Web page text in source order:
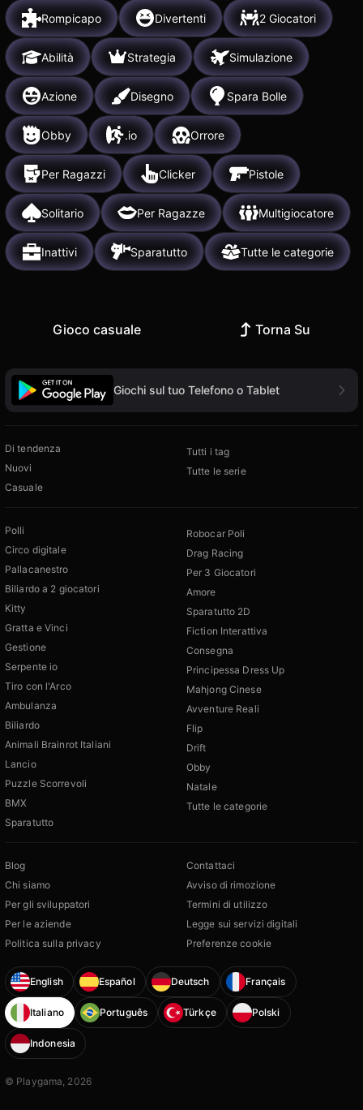
Rompicapo Divertenti 2 Giocatori
Abilità Strategia Simulazione
Azione Disegno Spara Bolle
Obby .io Orrore
Per Ragazzi Clicker Pistole
Solitario Per Ragazze Multigiocatore
Inattivi Sparatutto Tutte le categorie
Gioco casuale Torna Su
Giochi sul tuo Telefono o Tablet
Di tendenza
Nuovi
Casuale
Tutti i tag
Tutte le serie
Polli
Circo digitale
Pallacanestro
Biliardo a 2 giocatori
Kitty
Gratta e Vinci
Gestione
Serpente io
Tiro con l'Arco
Ambulanza
Biliardo
Animali Brainrot Italiani
Lancio
Puzzle Scorrevoli
BMX
Sparatutto
Robocar Poli
Drag Racing
Per 3 Giocatori
Amore
Sparatutto 2D
Fiction Interattiva
Consegna
Principessa Dress Up
Mahjong Cinese
Avventure Reali
Flip
Drift
Obby
Natale
Tutte le categorie
Blog
Chi siamo
Per gli sviluppatori
Per le aziende
Politica sulla privacy
Contattaci
Avviso di rimozione
Termini di utilizzo
Legge sui servizi digitali
Preferenze cookie
English Español Deutsch Français
Italiano Português Türkçe Polski
Indonesia
© Playgama, 2026